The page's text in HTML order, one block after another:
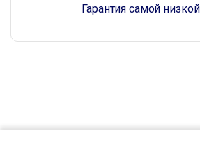
Гарантия самой